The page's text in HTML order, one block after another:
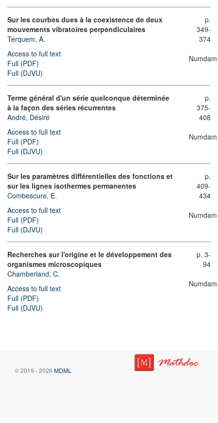
Sur les courbes dues à la coexistence de deux
mouvements vibratoires perpendiculaires
Terquem, A.
Access to full text
Full (PDF)
Full (DJVU)
p.
349-
374
Numdam
Terme général d'un série quelconque déterminée
à la façon des séries récurrentes
André, Désiré
Access to full text
Full (PDF)
Full (DJVU)
p.
375-
408
Numdam
Sur les paramètres différentielles des fonctions et
sur les lignes isothermes permanentes
Combescure, E.
Access to full text
Full (PDF)
Full (DJVU)
p.
409-
434
Numdam
Recherches sur l'origine et le développement des
organismes microscopiques
Chamberland, C.
Access to full text
Full (PDF)
Full (DJVU)
p. 3-
94
Numdam
© 2019 - 2026 MDML